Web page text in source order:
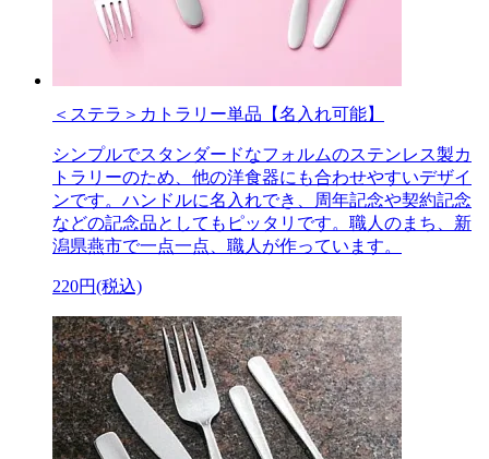
＜ステラ＞カトラリー単品【名入れ可能】
シンプルでスタンダードなフォルムのステンレス製カ
トラリーのため、他の洋食器にも合わせやすいデザイ
ンです。ハンドルに名入れでき、周年記念や契約記念
などの記念品としてもピッタリです。職人のまち、新
潟県燕市で一点一点、職人が作っています。
220円(税込)